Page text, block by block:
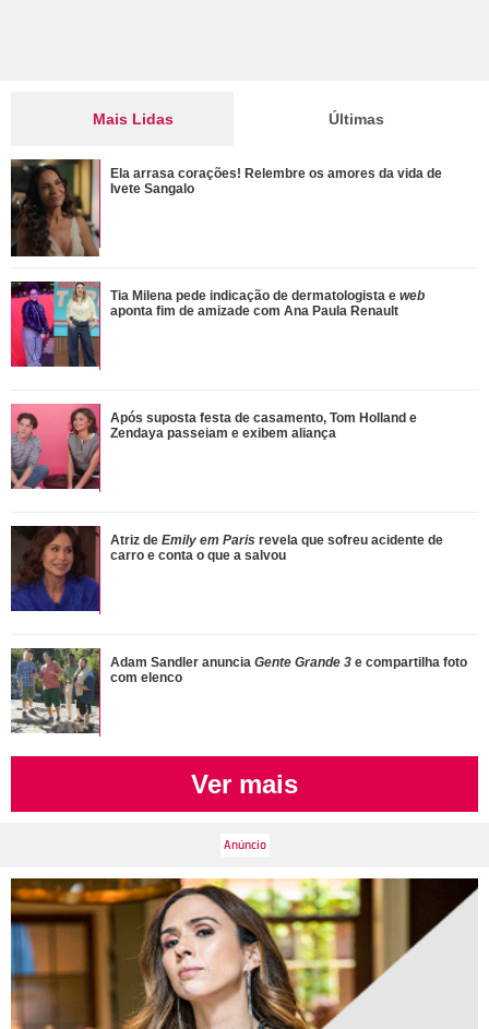
Mais Lidas
Após suposta festa de casamento, Tom Holland e
Zendaya passeiam e exibem aliança
Atriz de Emily em Paris revela que sofreu acidente de
carro e conta o que a salvou
Leonardo compra 60 porcos e brinca ao ter dificuldade
com pagamento: Vou pedir ajuda
Adam Sandler anuncia Gente Grande 3 e compartilha foto
com elenco
Últimas
Ela arrasa corações! Relembre os amores da vida de
Ivete Sangalo
Tia Milena pede indicação de dermatologista e web
aponta fim de amizade com Ana Paula Renault
Após suposta festa de casamento, Tom Holland e
Zendaya passeiam e exibem aliança
Atriz de Emily em Paris revela que sofreu acidente de
carro e conta o que a salvou
Adam Sandler anuncia Gente Grande 3 e compartilha foto
com elenco
Ver mais